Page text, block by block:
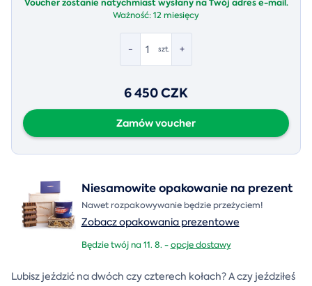
Ważność:12 miesięcy
- +
szt.
6 450 CZK
Zamów voucher
Niesamowite opakowanie na prezent
Nawet rozpakowywanie będzie przeżyciem!
Zobacz opakowania prezentowe
Będzie twój na 11. 8. -opcje dostawy
Lubisz jeździć na dwóch czy czterech kołach? A czy jeździłeś